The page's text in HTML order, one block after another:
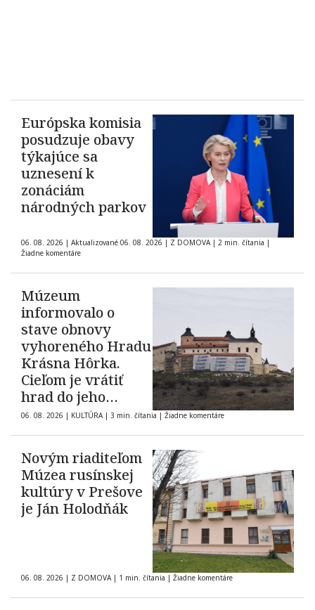
Európska komisia
posudzuje obavy
týkajúce sa
uznesení k
zonáciám
národných parkov
06. 08. 2026 | Aktualizované 06. 08. 2026 | Z DOMOVA | 2 min. čítania |
Žiadne komentáre
Múzeum
informovalo o
stave obnovy
vyhoreného Hradu
Krásna Hôrka.
Cieľom je vrátiť
hrad do jeho
pôvodnej podoby z
roku 1903
06. 08. 2026 | KULTÚRA | 3 min. čítania | Žiadne komentáre
Novým riaditeľom
Múzea rusínskej
kultúry v Prešove
je Ján Holodňák
06. 08. 2026 | Z DOMOVA | 1 min. čítania | Žiadne komentáre